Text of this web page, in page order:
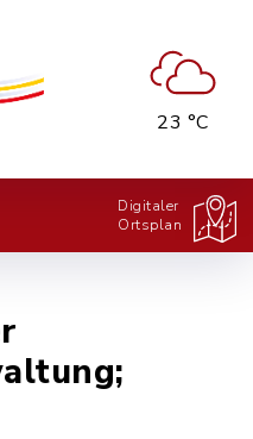
23 °C
Digitaler
Ortsplan